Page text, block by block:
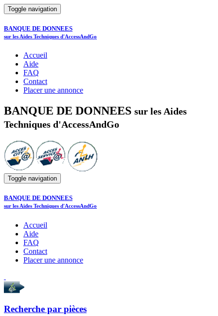
Toggle navigation
BANQUE DE DONNEES
sur les Aides Techniques d'AccessAndGo
Accueil
Aide
FAQ
Contact
Placer une annonce
BANQUE DE DONNEES sur les Aides
Techniques d'AccessAndGo
Toggle navigation
BANQUE DE DONNEES
sur les Aides Techniques d'AccessAndGo
Accueil
Aide
FAQ
Contact
Placer une annonce
Recherche par pièces